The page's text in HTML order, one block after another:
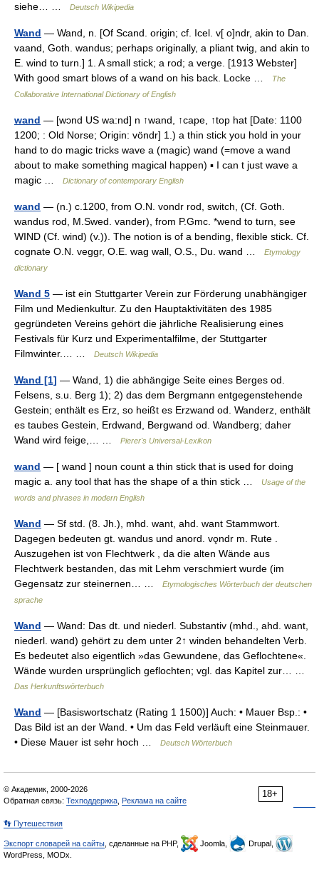
siehe… …
Deutsch Wikipedia
Wand — Wand, n. [Of Scand. origin; cf. Icel. v[ o]ndr, akin to Dan.
vaand, Goth. wandus; perhaps originally, a pliant twig, and akin to
E. wind to turn.] 1. A small stick; a rod; a verge. [1913 Webster]
With good smart blows of a wand on his back. Locke …
The
Collaborative International Dictionary of English
wand — [wɔnd US wa:nd] n ↑wand, ↑cape, ↑top hat [Date: 1100
1200; : Old Norse; Origin: vöndr] 1.) a thin stick you hold in your
hand to do magic tricks wave a (magic) wand (=move a wand
about to make something magical happen) ▪ I can t just wave a
magic …
Dictionary of contemporary English
wand — (n.) c.1200, from O.N. vondr rod, switch, (Cf. Goth.
wandus rod, M.Swed. vander), from P.Gmc. *wend to turn, see
WIND (Cf. wind) (v.)). The notion is of a bending, flexible stick. Cf.
cognate O.N. veggr, O.E. wag wall, O.S., Du. wand …
Etymology
dictionary
Wand 5 — ist ein Stuttgarter Verein zur Förderung unabhängiger
Film und Medienkultur. Zu den Hauptaktivitäten des 1985
gegründeten Vereins gehört die jährliche Realisierung eines
Festivals für Kurz und Experimentalfilme, der Stuttgarter
Filmwinter.… …
Deutsch Wikipedia
Wand [1] — Wand, 1) die abhängige Seite eines Berges od.
Felsens, s.u. Berg 1); 2) das dem Bergmann entgegenstehende
Gestein; enthält es Erz, so heißt es Erzwand od. Wanderz, enthält
es taubes Gestein, Erdwand, Bergwand od. Wandberg; daher
Wand wird feige,… …
Pierer's Universal-Lexikon
wand — [ wand ] noun count a thin stick that is used for doing
magic a. any tool that has the shape of a thin stick …
Usage of the
words and phrases in modern English
Wand — Sf std. (8. Jh.), mhd. want, ahd. want Stammwort.
Dagegen bedeuten gt. wandus und anord. vo̧ndr m. Rute .
Auszugehen ist von Flechtwerk , da die alten Wände aus
Flechtwerk bestanden, das mit Lehm verschmiert wurde (im
Gegensatz zur steinernen… …
Etymologisches Wörterbuch der deutschen
sprache
Wand — Wand: Das dt. und niederl. Substantiv (mhd., ahd. want,
niederl. wand) gehört zu dem unter 2↑ winden behandelten Verb.
Es bedeutet also eigentlich »das Gewundene, das Geflochtene«.
Wände wurden ursprünglich geflochten; vgl. das Kapitel zur… …
Das Herkunftswörterbuch
Wand — [Basiswortschatz (Rating 1 1500)] Auch: • Mauer Bsp.: •
Das Bild ist an der Wand. • Um das Feld verläuft eine Steinmauer.
• Diese Mauer ist sehr hoch …
Deutsch Wörterbuch
18+
© Академик, 2000-2026
Обратная связь: Техподдержка Реклама на сайте
👣 Путешествия
Экспорт словарей на сайты , сделанные на PHP, Joomla,
Drupal,
WordPress, MODx.